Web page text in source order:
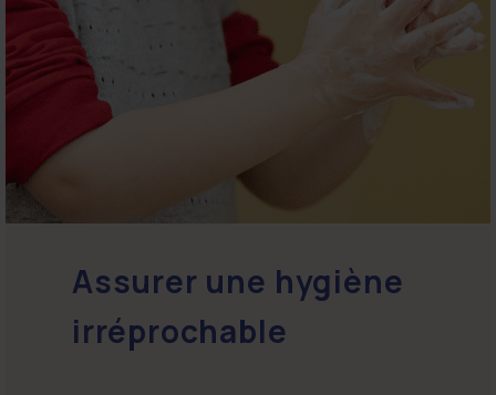
Assurer une hygiène
irréprochable